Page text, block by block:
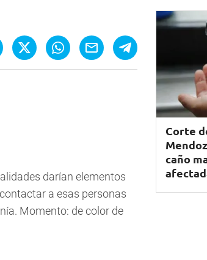
darían elementos
a esas personas
Momento: de color de
Corte
caño